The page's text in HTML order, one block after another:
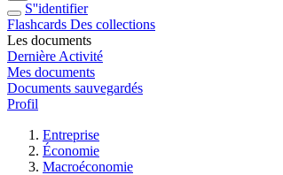
S''identifier
Flashcards Des collections
Les documents
Dernière Activité
Mes documents
Documents sauvegardés
Profil
Entreprise
Économie
Macroéconomie